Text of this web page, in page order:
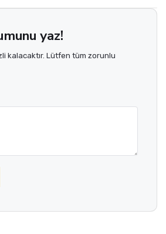
yaz!
kalacaktır. Lütfen tüm zorunlu